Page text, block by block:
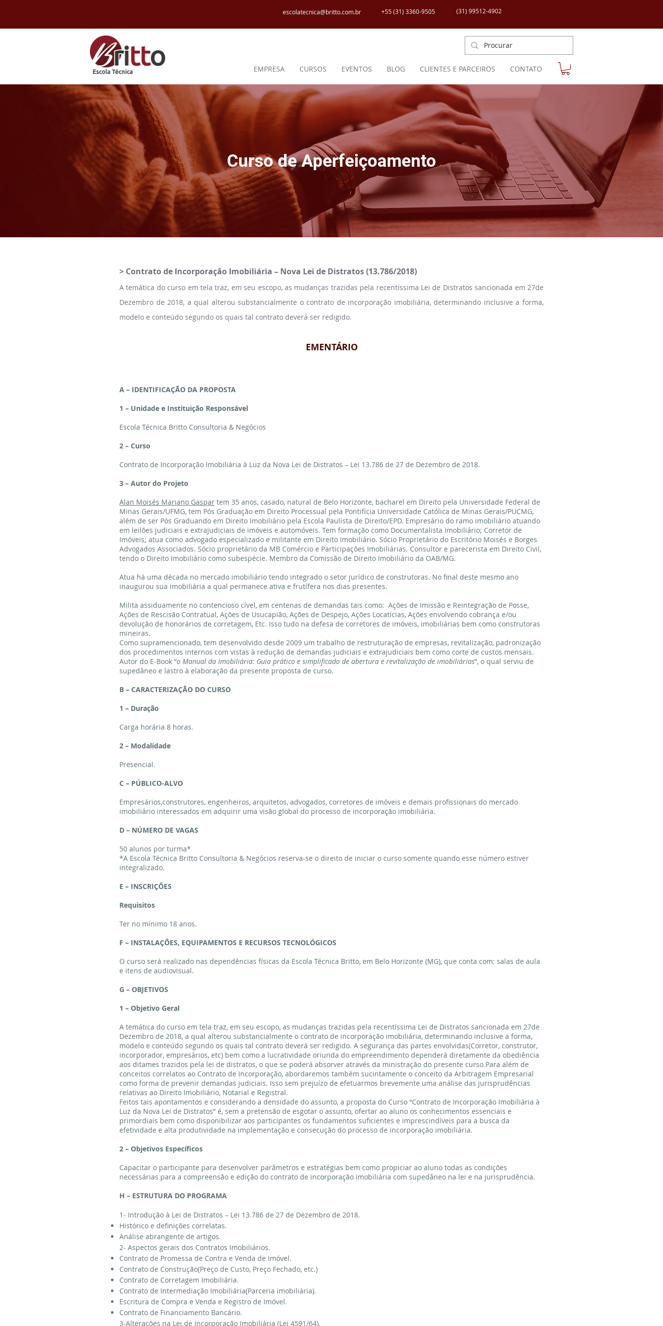
escolatecnica@britto.com.br +55 (31) 3360-9505 (31) 99512-4902
EMPRESA CURSOS EVENTOS BLOG CLIENTES E PARCEIROS CONTATO
Curso de Aperfeiçoamento
> Contrato de Incorporação Imobiliária – Nova Lei de Distratos (13.786/2018)
A temática do curso em tela traz, em seu escopo, as mudanças trazidas pela recentíssima Lei de Distratos sancionada em 27de
Dezembro de 2018, a qual alterou substancialmente o contrato de incorporação imobiliária, determinando inclusive a forma,
modelo e conteúdo segundo os quais tal contrato deverá ser redigido.
EMENTÁRIO
A – IDENTIFICAÇÃO DA PROPOSTA
1 – Unidade e Instituição Responsável
Escola Técnica Britto Consultoria & Negócios
2 – Curso
Contrato de Incorporação Imobiliária à Luz da Nova Lei de Distratos – Lei 13.786 de 27 de Dezembro de 2018.
3 – Autor do Projeto
Alan Moisés Mariano Gaspar tem 35 anos, casado, natural de Belo Horizonte, bacharel em Direito pela Universidade Federal de
Minas Gerais/UFMG, tem Pós Graduação em Direito Processual pela Pontifícia Universidade Católica de Minas Gerais/PUCMG,
além de ser Pós Graduando em Direito Imobiliário pela Escola Paulista de Direito/EPD. Empresário do ramo imobiliário atuando
em leilões judiciais e extrajudiciais de imóveis e automóveis. Tem formação como Documentalista Imobiliário; Corretor de
Imóveis; atua como advogado especializado e militante em Direito Imobiliário. Sócio Proprietário do Escritório Moisés e Borges
Advogados Associados. Sócio proprietário da MB Comércio e Participações Imobiliárias. Consultor e parecerista em Direito Civil,
tendo o Direito Imobiliário como subespécie. Membro da Comissão de Direito Imobiliário da OAB/MG.
Atua há uma década no mercado imobiliário tendo integrado o setor jurídico de construtoras. No final deste mesmo ano
inaugurou sua imobiliária a qual permanece ativa e frutífera nos dias presentes.
Milita assiduamente no contencioso cível, em centenas de demandas tais como: Ações de Imissão e Reintegração de Posse,
Ações de Rescisão Contratual, Ações de Usucapião, Ações de Despejo, Ações Locatícias, Ações envolvendo cobrança e/ou
devolução de honorários de corretagem, Etc. Isso tudo na defesa de corretores de imóveis, imobiliárias bem como construtoras
mineiras.
Como supramencionado, tem desenvolvido desde 2009 um trabalho de restruturação de empresas, revitalização, padronização
dos procedimentos internos com vistas à redução de demandas judiciais e extrajudiciais bem como corte de custos mensais.
Autor do E-Book “o Manual da Imobiliária: Guia prático e simplificado de abertura e revitalização de imobiliárias”, o qual serviu de
supedâneo e lastro à elaboração da presente proposta de curso.
B – CARACTERIZAÇÃO DO CURSO
1 – Duração
Carga horária 8 horas.
2 – Modalidade
Presencial.
C – PÚBLICO-ALVO
Empresários,construtores, engenheiros, arquitetos, advogados, corretores de imóveis e demais profissionais do mercado
imobiliário interessados em adquirir uma visão global do processo de incorporação imobiliária.
D – NÚMERO DE VAGAS
50 alunos por turma*
*A Escola Técnica Britto Consultoria & Negócios reserva-se o direito de iniciar o curso somente quando esse número estiver
integralizado.
E – INSCRIÇÕES
Requisitos
Ter no mínimo 18 anos.
F – INSTALAÇÕES, EQUIPAMENTOS E RECURSOS TECNOLÓGICOS
O curso será realizado nas dependências físicas da Escola Técnica Britto, em Belo Horizonte (MG), que conta com: salas de aula
e itens de audiovisual.
G – OBJETIVOS
1 – Objetivo Geral
A temática do curso em tela traz, em seu escopo, as mudanças trazidas pela recentíssima Lei de Distratos sancionada em 27de
Dezembro de 2018, a qual alterou substancialmente o contrato de incorporação imobiliária, determinando inclusive a forma,
modelo e conteúdo segundo os quais tal contrato deverá ser redigido. A segurança das partes envolvidas(Corretor, construtor,
incorporador, empresários, etc) bem como a lucratividade oriunda do empreendimento dependerá diretamente da obediência
aos ditames trazidos pela lei de distratos, o que se poderá absorver através da ministração do presente curso.Para além de
conceitos correlatos ao Contrato de Incorporação, abordaremos também sucintamente o conceito da Arbitragem Empresarial
como forma de prevenir demandas judiciais. Isso sem prejuízo de efetuarmos brevemente uma análise das jurisprudências
relativas ao Direito Imobiliário, Notarial e Registral.
Feitos tais apontamentos e considerando a densidade do assunto, a proposta do Curso “Contrato de Incorporação Imobiliária à
Luz da Nova Lei de Distratos” é, sem a pretensão de esgotar o assunto, ofertar ao aluno os conhecimentos essenciais e
primordiais bem como disponibilizar aos participantes os fundamentos suficientes e imprescindíveis para a busca da
efetividade e alta produtividade na implementação e consecução do processo de incorporação imobiliária.
2 – Objetivos Específicos
Capacitar o participante para desenvolver parâmetros e estratégias bem como propiciar ao aluno todas as condições
necessárias para a compreensão e edição do contrato de incorporação imobiliária com supedâneo na lei e na jurisprudência.
H – ESTRUTURA DO PROGRAMA
1- Introdução à Lei de Distratos – Lei 13.786 de 27 de Dezembro de 2018.
Histórico e definições correlatas.
Análise abrangente de artigos.
2- Aspectos gerais dos Contratos Imobiliários.
Contrato de Promessa de Contra e Venda de Imóvel.
Contrato de Construção(Preço de Custo, Preço Fechado, etc.)
Contrato de Corretagem Imobiliária.
Contrato de Intermediação Imobiliária(Parceria imobiliária).
Escritura de Compra e Venda e Registro de Imóvel.
Contrato de Financiamento Bancário.
3-Alterações na Lei de Incorporação Imobiliária (Lei 4591/64).